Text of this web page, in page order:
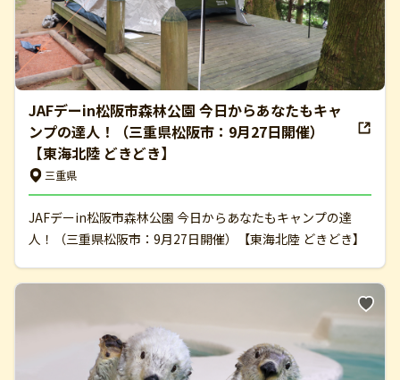
JAFデーin松阪市森林公園 今日からあなたもキャ
ンプの達人！（三重県松阪市：9月27日開催）
【東海北陸 どきどき】
三重県
JAFデーin松阪市森林公園 今日からあなたもキャンプの達
人！（三重県松阪市：9月27日開催）【東海北陸 どきどき】